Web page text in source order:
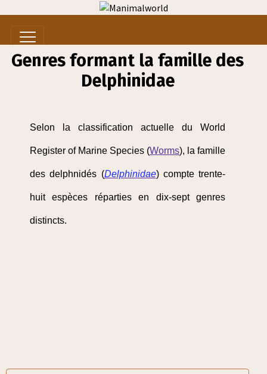
Genres formant la famille des
Delphinidae
Selon la classification actuelle du World
Register of Marine Species (Worms), la famille
des delphnidés (Delphinidae) compte trente-
huit espèces réparties en dix-sept genres
distincts.